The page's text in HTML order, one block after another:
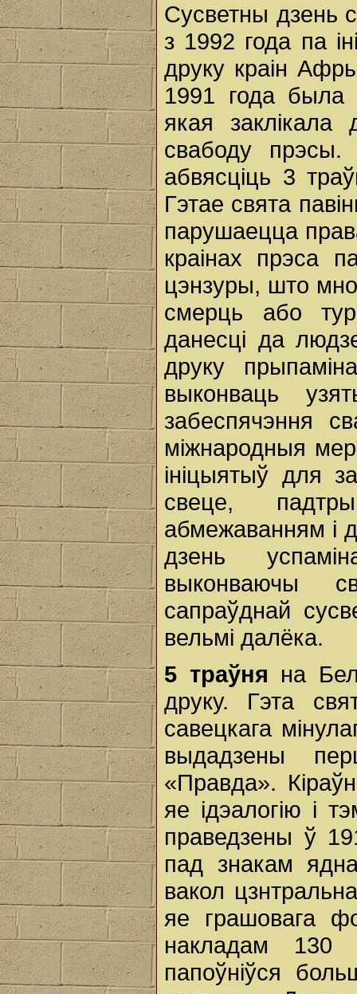
Сусветны дзень
з 1992 года па
друку краін
1991 года была
якая заклікала
свабоду
абвясціць 3
Гэтае свята
парушаецца
краінах прэса
цэнзуры, што
смерць або
данесці да
друку
выконваць
забеспячэння
міжнародныя
ініцыятыў для
свеце,
абмежаванням і
дзень
выконваючы
сапраўднай
вельмі далёка.
5 траўня на
друку. Гэта
савецкага
выдадзены
«Правда».
яе ідэалогію і
праведзены ў
пад знакам
вакол
яе грашовага
накладам 130
папоўніўся